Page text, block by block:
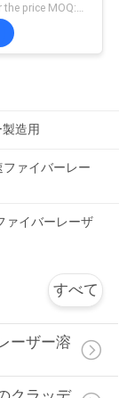
Contact us for the price MOQ:1セット
造用
ァイバーレー
ァイバーレーザ
すべて
ーザー溶